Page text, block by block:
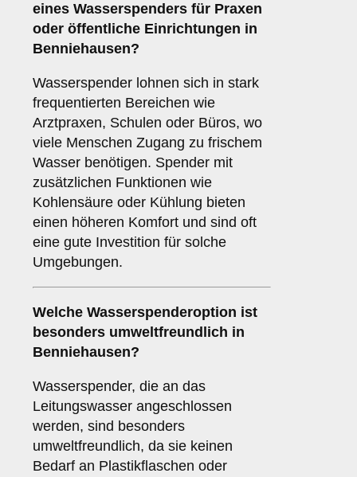
eines Wasserspenders für Praxen
oder öffentliche Einrichtungen in
Benniehausen?
Wasserspender lohnen sich in stark
frequentierten Bereichen wie
Arztpraxen, Schulen oder Büros, wo
viele Menschen Zugang zu frischem
Wasser benötigen. Spender mit
zusätzlichen Funktionen wie
Kohlensäure oder Kühlung bieten
einen höheren Komfort und sind oft
eine gute Investition für solche
Umgebungen.
Welche Wasserspenderoption ist
besonders umweltfreundlich in
Benniehausen?
Wasserspender, die an das
Leitungswasser angeschlossen
werden, sind besonders
umweltfreundlich, da sie keinen
Bedarf an Plastikflaschen oder